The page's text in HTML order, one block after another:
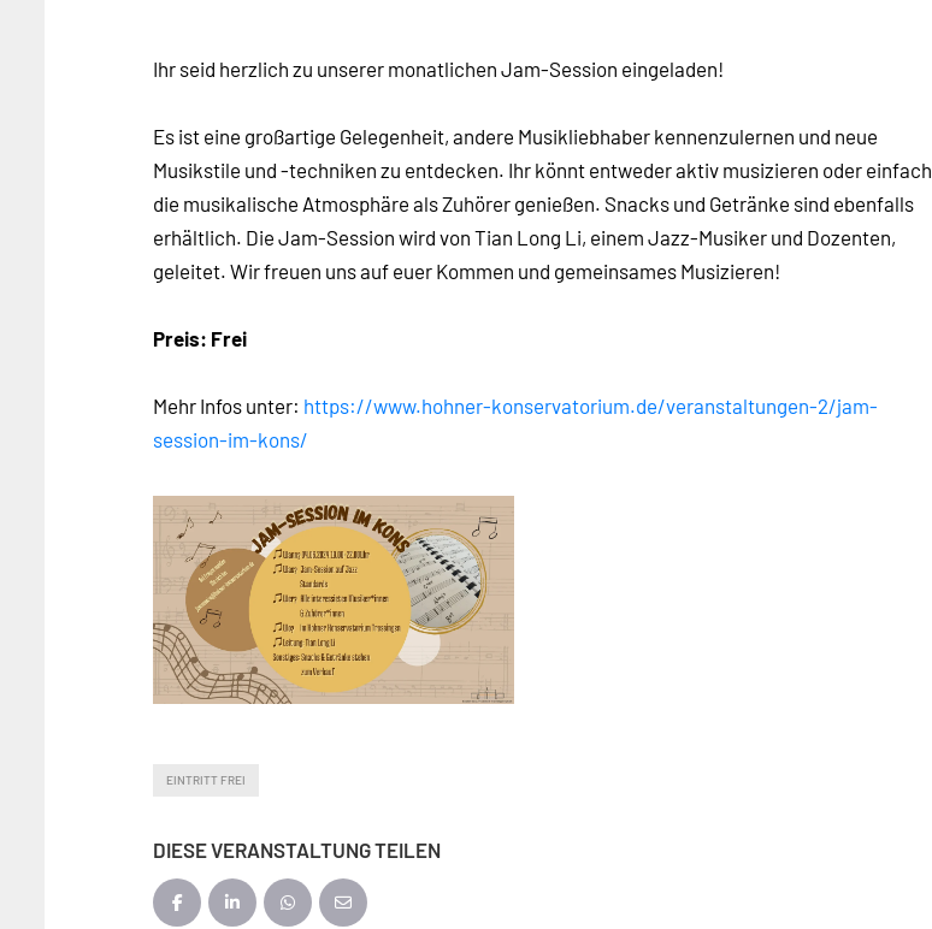
Ihr seid herzlich zu unserer monatlichen Jam-Session eingeladen!
Es ist eine großartige Gelegenheit, andere Musikliebhaber kennenzulernen und neue
Musikstile und -techniken zu entdecken. Ihr könnt entweder aktiv musizieren oder einfach
die musikalische Atmosphäre als Zuhörer genießen. Snacks und Getränke sind ebenfalls
erhältlich. Die Jam-Session wird von Tian Long Li, einem Jazz-Musiker und Dozenten,
geleitet. Wir freuen uns auf euer Kommen und gemeinsames Musizieren!
Preis: Frei
Mehr Infos unter: https://www.hohner-konservatorium.de/veranstaltungen-2/jam-
session-im-kons/
EINTRITT FREI
DIESE VERANSTALTUNG TEILEN